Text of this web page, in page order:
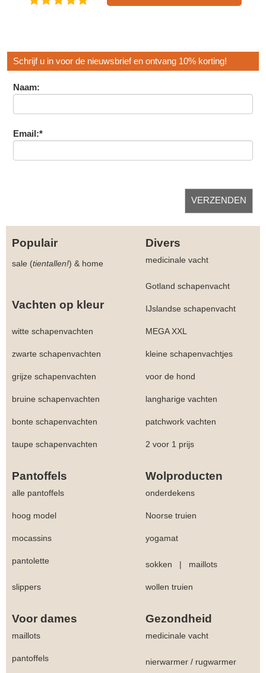
Schrijf u in voor de nieuwsbrief en ontvang 10% korting!
Naam:
Email:*
Populair Divers
sale (tientallen!) & home medicinale vacht
Gotland schapenvacht
Vachten op kleur IJslandse schapenvacht
witte schapenvachten MEGA XXL
zwarte schapenvachten kleine schapenvachtjes
grijze schapenvachten voor de hond
bruine schapenvachten langharige vachten
bonte schapenvachten patchwork vachten
taupe schapenvachten 2 voor 1 prijs
Pantoffels Wolproducten
alle pantoffels onderdekens
hoog model Noorse truien
mocassins yogamat
pantolette sokken | maillots
slippers wollen truien
Voor dames Gezondheid
maillots medicinale vacht
pantoffels nierwarmer / rugwarmer